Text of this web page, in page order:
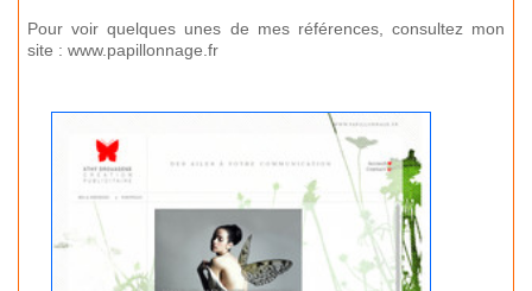
Pour voir quelques unes de mes références, consultez mon
site : www.papillonnage.fr